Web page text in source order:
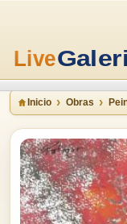
Inicio Obras